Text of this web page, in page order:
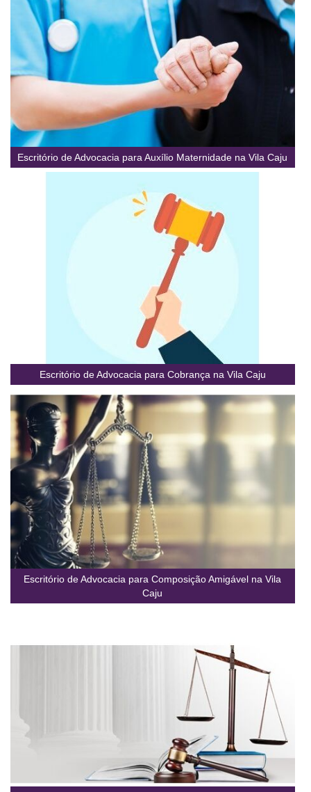
Escritório de Advocacia para Auxílio Maternidade na Vila Caju
Escritório de Advocacia para Cobrança na Vila Caju
Escritório de Advocacia para Composição Amigável na Vila
Caju